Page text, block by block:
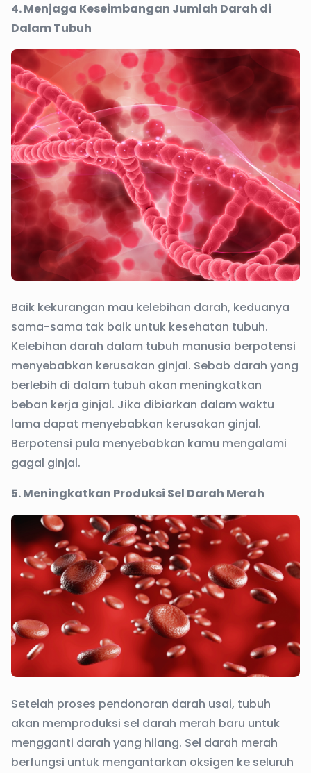
4. Menjaga Keseimbangan Jumlah Darah di
Dalam Tubuh
Baik kekurangan mau kelebihan darah, keduanya
sama-sama tak baik untuk kesehatan tubuh.
Kelebihan darah dalam tubuh manusia berpotensi
menyebabkan kerusakan ginjal. Sebab darah yang
berlebih di dalam tubuh akan meningkatkan
beban kerja ginjal. Jika dibiarkan dalam waktu
lama dapat menyebabkan kerusakan ginjal.
Berpotensi pula menyebabkan kamu mengalami
gagal ginjal.
5. Meningkatkan Produksi Sel Darah Merah
Setelah proses pendonoran darah usai, tubuh
akan memproduksi sel darah merah baru untuk
mengganti darah yang hilang. Sel darah merah
berfungsi untuk mengantarkan oksigen ke seluruh